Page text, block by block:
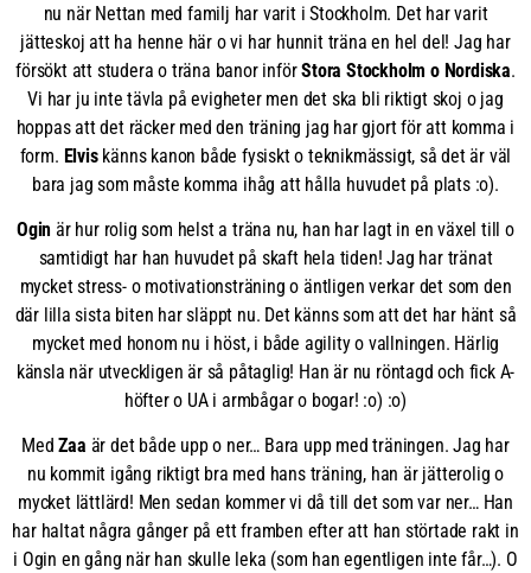
nu när Nettan med familj har varit i Stockholm. Det har varit
jätteskoj att ha henne här o vi har hunnit träna en hel del! Jag har
försökt att studera o träna banor införStora Stockholm o Nordiska.
Vi har ju inte tävla på evigheter men det ska bli riktigt skoj o jag
hoppas att det räcker med den träning jag har gjort för att komma i
form. Elviskänns kanon både fysiskt o teknikmässigt, så det är väl
bara jag som måste komma ihåg att hålla huvudet på plats :o).
Ogin är hur rolig som helst a träna nu, han har lagt in en växel till o
samtidigt har han huvudet på skaft hela tiden! Jag har tränat
mycket stress- o motivationsträning o äntligen verkar det som den
där lilla sista biten har släppt nu. Det känns som att det har hänt så
mycket med honom nu i höst, i både agility o vallningen. Härlig
känsla när utveckligen är så påtaglig! Han är nu röntagd och fick A-
höfter o UA i armbågar o bogar! :o) :o)
MedZaa är det både upp o ner… Bara upp med träningen. Jag har
nu kommit igång riktigt bra med hans träning, han är jätterolig o
mycket lättlärd! Men sedan kommer vi då till det som var ner… Han
har haltat några gånger på ett framben efter att han störtade rakt in
i Ogin en gång när han skulle leka (som han egentligen inte får…). O